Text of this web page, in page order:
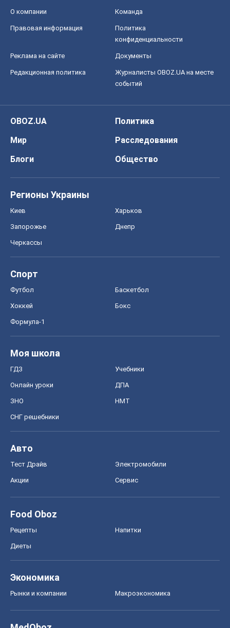
О компании Команда
Правовая информация
Политика
конфиденциальности
Реклама на сайте Документы
Редакционная политика
Журналисты OBOZ.UA на месте
событий
OBOZ.UA
Политика
Мир
Расследования
Блоги
Общество
Регионы Украины
Киев Харьков
Запорожье Днепр
Черкассы
Спорт
Футбол Баскетбол
Хоккей Бокс
Формула-1
Моя школа
ГДЗ Учебники
Онлайн уроки ДПА
ЗНО НМТ
СНГ решебники
Авто
Тест Драйв Электромобили
Акции Сервис
Food Oboz
Рецепты Напитки
Диеты
Экономика
Рынки и компании Mакроэкономика